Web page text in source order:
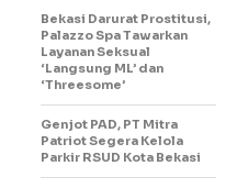
Bekasi Darurat Prostitusi,
Palazzo Spa Tawarkan
Layanan Seksual
‘Langsung ML’ dan
‘Threesome’
Genjot PAD, PT Mitra
Patriot Segera Kelola
Parkir RSUD Kota Bekasi